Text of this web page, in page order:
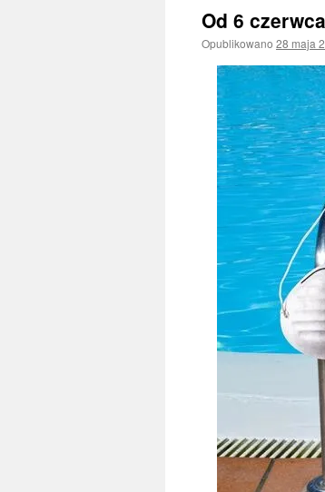
Od 6
Opublikowano 28 maja